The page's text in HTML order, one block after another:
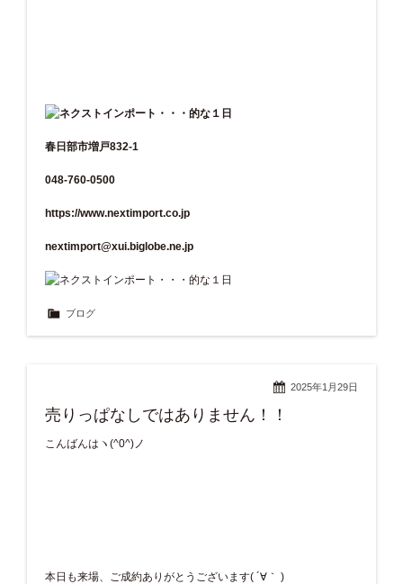
春日部市増戸832-1
048-760-0500
https://www.nextimport.co.jp
nextimport@xui.biglobe.ne.jp
ブログ
2025年1月29日
売りっぱなしではありません！！
こんばんはヽ(^0^)ノ
本日も来場、ご成約ありがとうございます( ´∀｀ )